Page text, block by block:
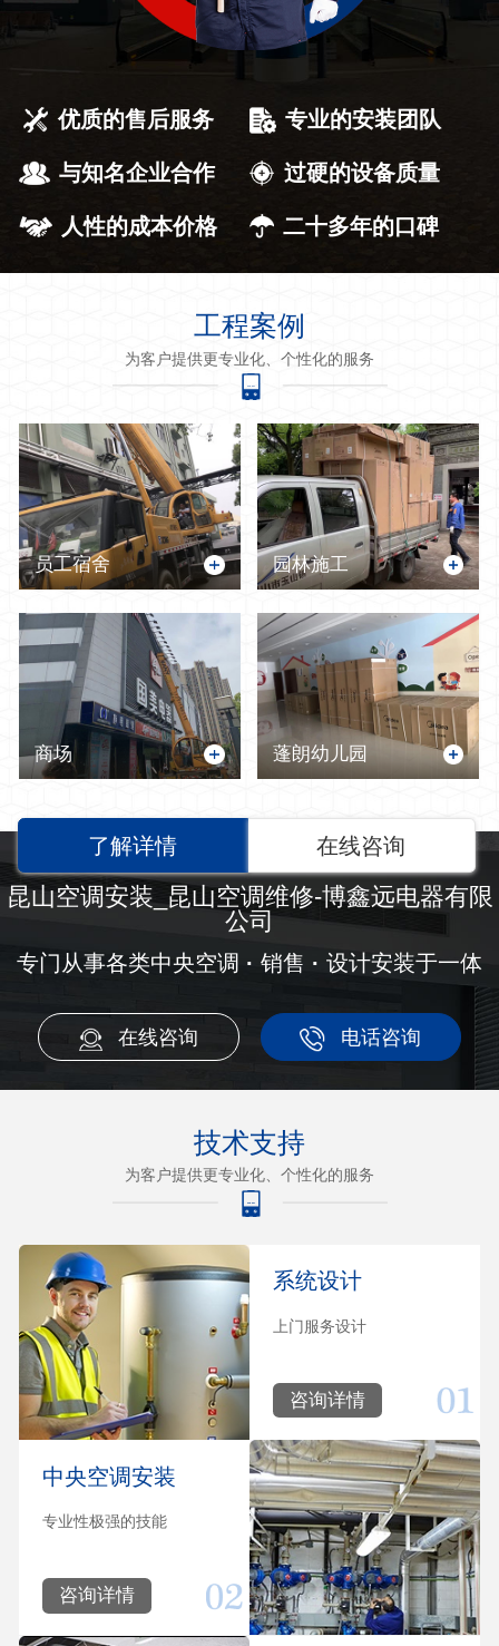
优质的售后服务 专业的安装团队
与知名企业合作 过硬的设备质量
人性的成本价格 二十多年的口碑
工程案例
为客户提供更专业化、个性化的服务
员工宿舍 园林施工
商场 蓬朗幼儿园
了解详情 在线咨询
昆山空调安装_昆山空调维修-博鑫远电器有限
公司
专门从事各类中央空调 · 销售 · 设计安装于一体
在线咨询 电话咨询
技术支持
为客户提供更专业化、个性化的服务
系统设计
上门服务设计
咨询详情
中央空调安装
专业性极强的技能
咨询详情